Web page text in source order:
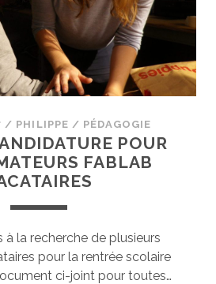
/ PHILIPPE / PÉDAGOGIE
POUR
FABLAB
à la recherche de plusieurs
pour la rentrée scolaire
ci-joint pour toutes…